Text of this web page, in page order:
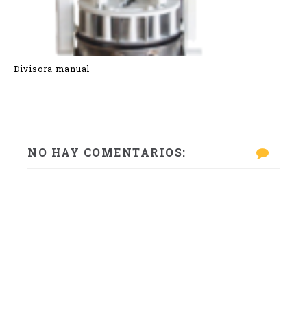
Divisora manual
NO HAY COMENTARIOS: